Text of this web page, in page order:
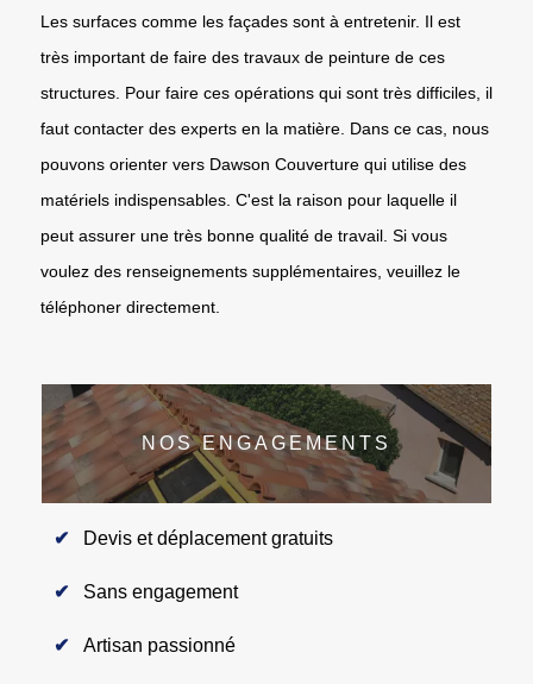
Les surfaces comme les façades sont à entretenir. Il est
très important de faire des travaux de peinture de ces
structures. Pour faire ces opérations qui sont très difficiles, il
faut contacter des experts en la matière. Dans ce cas, nous
pouvons orienter vers Dawson Couverture qui utilise des
matériels indispensables. C'est la raison pour laquelle il
peut assurer une très bonne qualité de travail. Si vous
voulez des renseignements supplémentaires, veuillez le
téléphoner directement.
NOS ENGAGEMENTS
Devis et déplacement gratuits
Sans engagement
Artisan passionné